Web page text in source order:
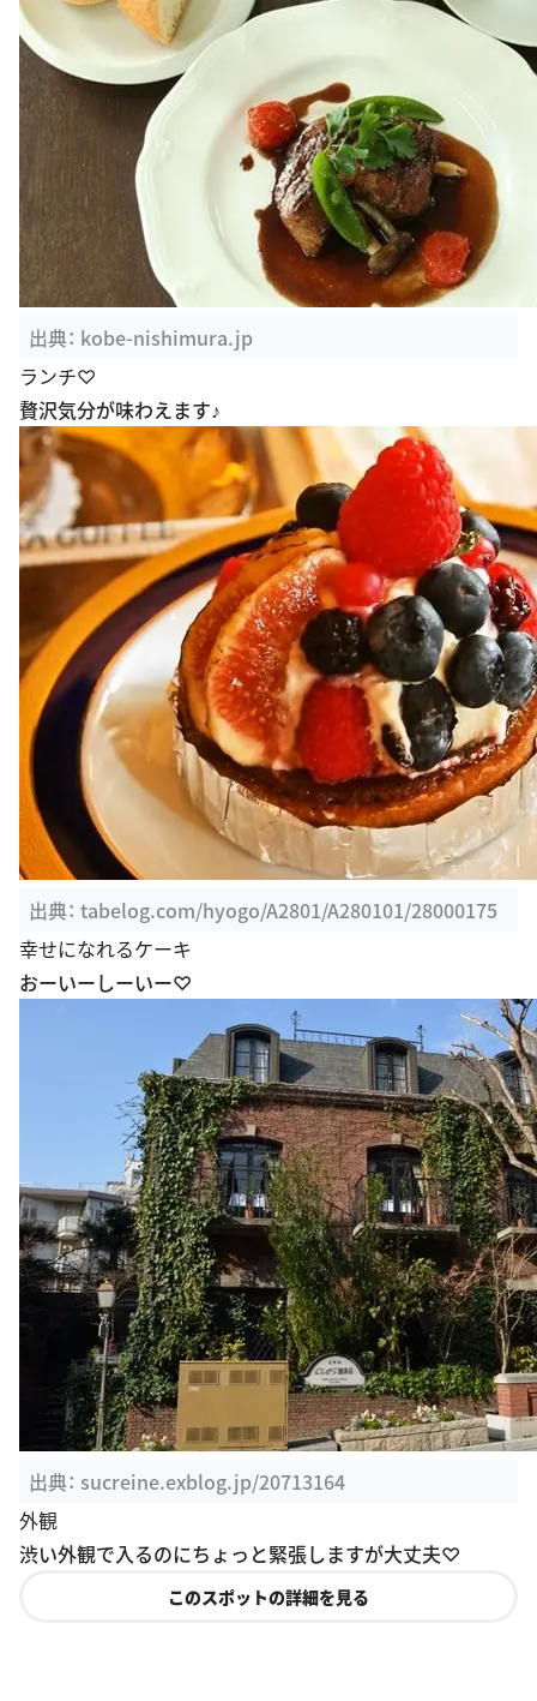
出典： kobe-nishimura.jp
ランチ♡
贅沢気分が味わえます♪
出典： tabelog.com/hyogo/A2801/A280101/28000175
幸せになれるケーキ
おーいーしーいー♡
出典： sucreine.exblog.jp/20713164
外観
渋い外観で入るのにちょっと緊張しますが大丈夫♡
このスポットの詳細を見る